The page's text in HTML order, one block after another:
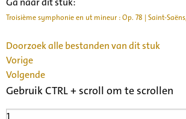
Troisième symphonie en ut mineur : Op. 78 | Saint-
Doorzoek alle bestanden van dit stuk
Vorige
Volgende
Gebruik CTRL + scroll om te scrollen